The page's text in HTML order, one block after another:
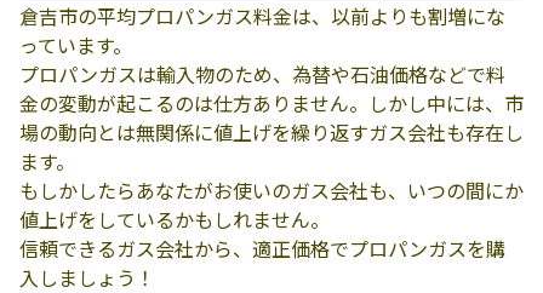
倉吉市の平均プロパンガス料金は、以前よりも割増にな
っています。
プロパンガスは輸入物のため、為替や石油価格などで料
金の変動が起こるのは仕方ありません。しかし中には、市
場の動向とは無関係に値上げを繰り返すガス会社も存在し
ます。
もしかしたらあなたがお使いのガス会社も、いつの間にか
値上げをしているかもしれません。
信頼できるガス会社から、適正価格でプロパンガスを購
入しましょう！